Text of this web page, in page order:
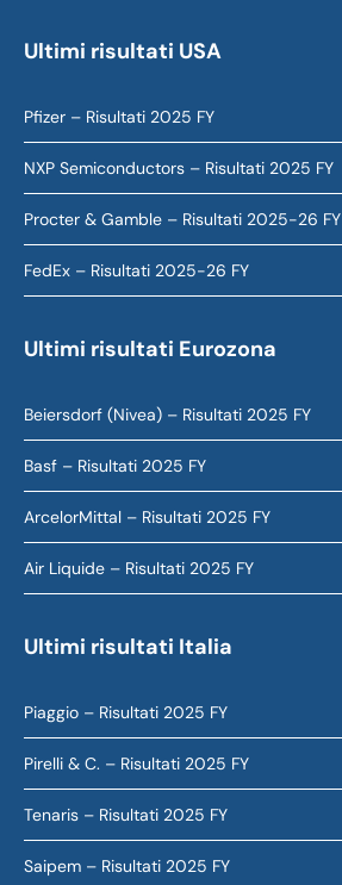
Ultimi risultati USA
Pfizer – Risultati 2025 FY
NXP Semiconductors – Risultati 2025 FY
Procter & Gamble – Risultati 2025-26 FY
FedEx – Risultati 2025-26 FY
Ultimi risultati Eurozona
Beiersdorf (Nivea) – Risultati 2025 FY
Basf – Risultati 2025 FY
ArcelorMittal – Risultati 2025 FY
Air Liquide – Risultati 2025 FY
Ultimi risultati Italia
Piaggio – Risultati 2025 FY
Pirelli & C. – Risultati 2025 FY
Tenaris – Risultati 2025 FY
Saipem – Risultati 2025 FY